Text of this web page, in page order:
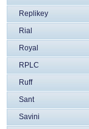
Replikey
Rial
Royal
RPLC
Ruff
Sant
Savini